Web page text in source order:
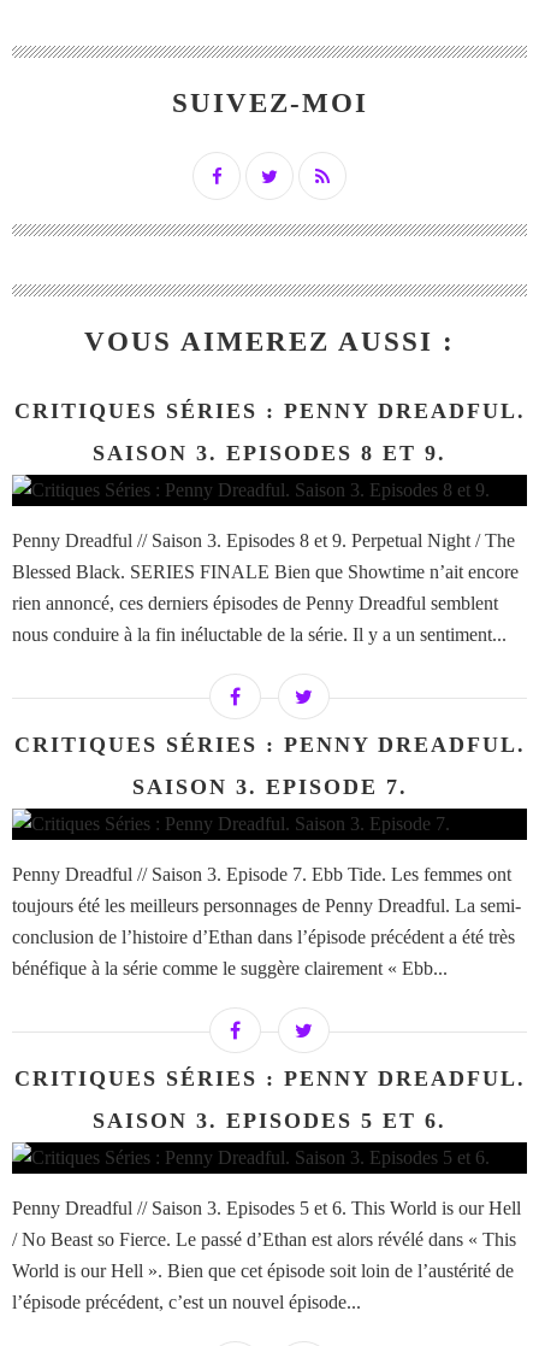
SUIVEZ-MOI
VOUS AIMEREZ AUSSI :
CRITIQUES SÉRIES : PENNY DREADFUL.
SAISON 3. EPISODES 8 ET 9.
Penny Dreadful // Saison 3. Episodes 8 et 9. Perpetual Night / The
Blessed Black. SERIES FINALE Bien que Showtime n’ait encore
rien annoncé, ces derniers épisodes de Penny Dreadful semblent
nous conduire à la fin inéluctable de la série. Il y a un sentiment...
CRITIQUES SÉRIES : PENNY DREADFUL.
SAISON 3. EPISODE 7.
Penny Dreadful // Saison 3. Episode 7. Ebb Tide. Les femmes ont
toujours été les meilleurs personnages de Penny Dreadful. La semi-
conclusion de l’histoire d’Ethan dans l’épisode précédent a été très
bénéfique à la série comme le suggère clairement « Ebb...
CRITIQUES SÉRIES : PENNY DREADFUL.
SAISON 3. EPISODES 5 ET 6.
Penny Dreadful // Saison 3. Episodes 5 et 6. This World is our Hell
/ No Beast so Fierce. Le passé d’Ethan est alors révélé dans « This
World is our Hell ». Bien que cet épisode soit loin de l’austérité de
l’épisode précédent, c’est un nouvel épisode...